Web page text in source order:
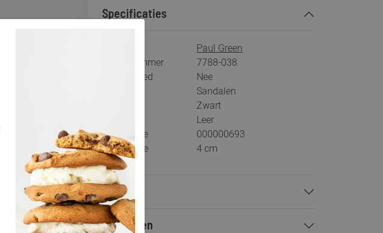
Specificaties
Paul Green
Artikelnummer
7788-038
Los voetbed
Nee
Sandalen
Zwart
Leer
Bestelcode
000000693
Hakhoogte
4 cm
Betalen
Verzenden